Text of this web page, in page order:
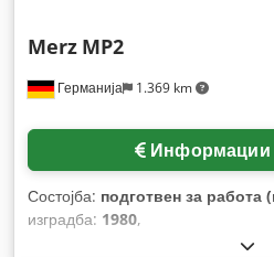
Германија 1.369 km
Merz MP2
Информации
Состојба: подготвен за работа
изградба: 1980,